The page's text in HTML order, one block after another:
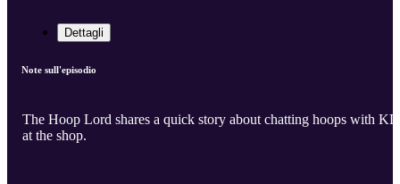
Dettagli
Note sull'episodio
The Hoop Lord shares a quick story about chatting hoops with KD
at the shop.